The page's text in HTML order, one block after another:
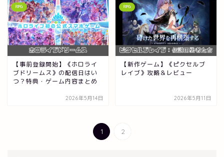
RPG
【事前登録開始】《ホロライ
ブドリームス》の配信日はい
つ？特典・ゲーム内容まとめ
2026年5月14日
RPG
【新作ゲーム】《ピクセルブ
レイブ》攻略＆レビュー
2026年5月11日
1 2